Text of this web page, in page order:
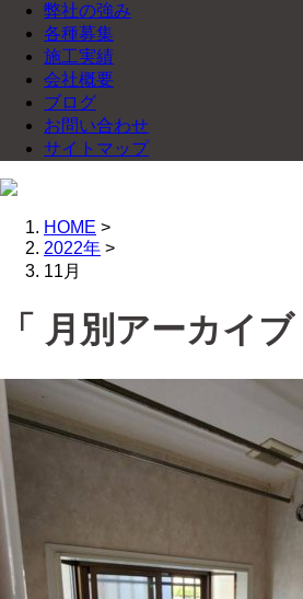
弊社の強み
各種募集
施工実績
会社概要
ブログ
お問い合わせ
サイトマップ
HOME >
2022年 >
11月
「 月別アーカイ